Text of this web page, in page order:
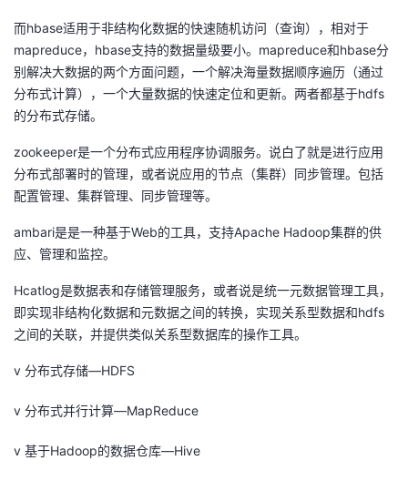
而hbase适用于非结构化数据的快速随机访问（查询），相对于
mapreduce，hbase支持的数据量级要小。mapreduce和hbase分
别解决大数据的两个方面问题，一个解决海量数据顺序遍历（通过
分布式计算），一个大量数据的快速定位和更新。两者都基于hdfs
的分布式存储。
zookeeper是一个分布式应用程序协调服务。说白了就是进行应用
分布式部署时的管理，或者说应用的节点（集群）同步管理。包括
配置管理、集群管理、同步管理等。
ambari是是一种基于Web的工具，支持Apache Hadoop集群的供
应、管理和监控。
Hcatlog是数据表和存储管理服务，或者说是统一元数据管理工具，
即实现非结构化数据和元数据之间的转换，实现关系型数据和hdfs
之间的关联，并提供类似关系型数据库的操作工具。
v 分布式存储—HDFS
v 分布式并行计算—MapReduce
v 基于Hadoop的数据仓库—Hive